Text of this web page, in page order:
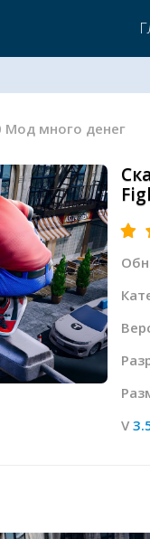
Мод много денег
V